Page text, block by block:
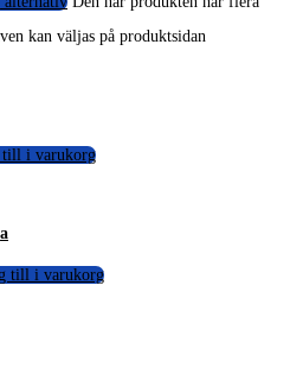
kan väljas på produktsidan
till i varukorg
till i varukorg